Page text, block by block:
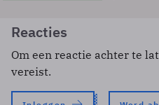
Reacties
Om een reactie achter te
vereist.